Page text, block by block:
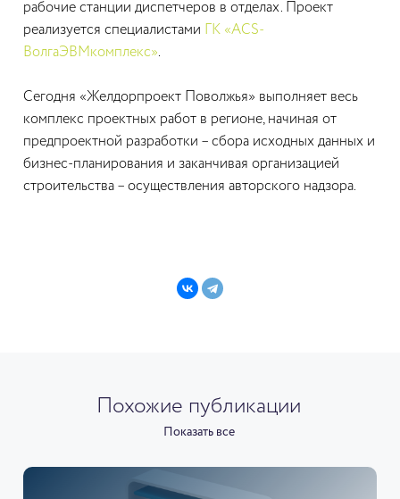
рабочие станции диспетчеров в отделах. Проект
реализуется специалистами
ГК «ACS-
ВолгаЭВМкомплекс».
Сегодня «Желдорпроект Поволжья» выполняет весь
комплекс проектных работ в регионе, начиная от
предпроектной разработки – сбора исходных данных и
бизнес-планирования и заканчивая организацией
строительства – осуществления авторского надзора.
Похожие публикации
Показать все